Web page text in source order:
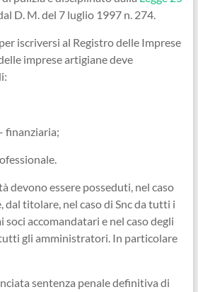
D. M. del 7 luglio 1997 n. 274.
iscriversi al Registro delle Imprese
imprese artigiane deve
finanziaria;
devono essere posseduti, nel caso
dal titolare, nel caso di Snc da tutti i
soci accomandatari e nel caso degli
gli amministratori. In particolare
sentenza penale definitiva di